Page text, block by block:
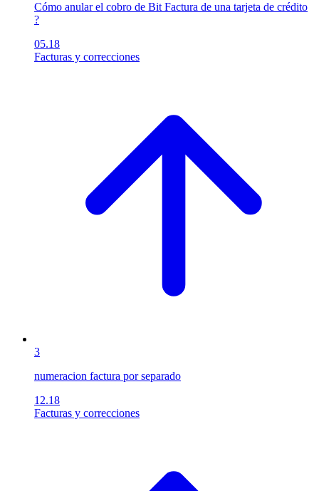
Cómo anular el cobro de Bit Factura de una tarjeta de crédito
?
05.18
Facturas y correcciones
3
numeracion factura por separado
12.18
Facturas y correcciones